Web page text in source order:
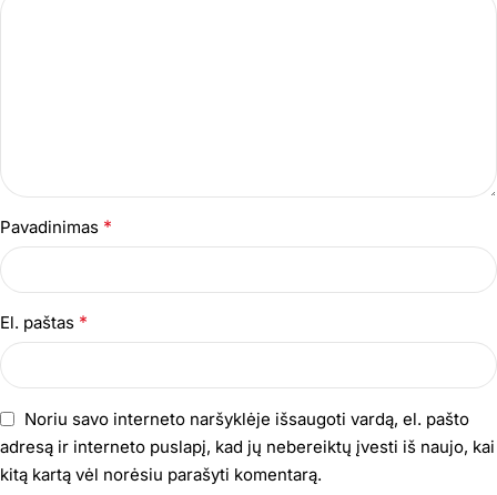
Pavadinimas *
El. paštas *
Noriu savo interneto naršyklėje išsaugoti vardą, el. pašto
adresą ir interneto puslapį, kad jų nebereiktų įvesti iš naujo, kai
kitą kartą vėl norėsiu parašyti komentarą.